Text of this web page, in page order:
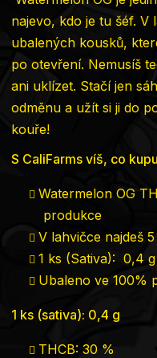
najevo, kdo je tu šéf. V
ubalených kousků,
po otevření. Nemusíš
ani uklízet. Stačí jen
odměnu a užít si ji do
kouře!
S CaliFarms víš, co
Watermelon OG
produkce
V lahvičce najdeš
1 ks (Sativa): 0,4 g
Ubaleno ve 100%
1 ks (sativa): 0,4 g
THCB: 30 %